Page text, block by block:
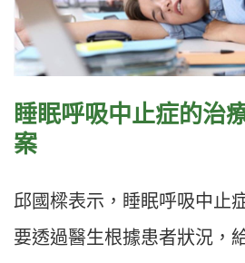
睡眠呼吸中止症的治
案
邱國樑表示，睡眠呼吸中止
要透過醫生根據患者狀況，